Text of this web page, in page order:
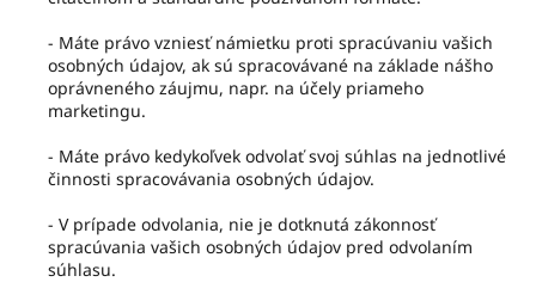
- Máte právo vzniesť námietku proti spracúvaniu vašich
osobných údajov, ak sú spracovávané na základe nášho
oprávneného záujmu, napr. na účely priameho
marketingu.
- Máte právo kedykoľvek odvolať svoj súhlas na jednotlivé
činnosti spracovávania osobných údajov.
- V prípade odvolania, nie je dotknutá zákonnosť
spracúvania vašich osobných údajov pred odvolaním
súhlasu.